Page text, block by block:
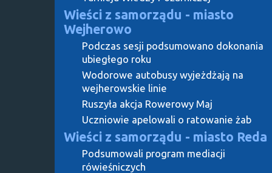
Wieści z samorządu - miasto
Wejherowo
Podczas sesji podsumowano dokonania
ubiegłego roku
Wodorowe autobusy wyjeżdżają na
wejherowskie linie
Ruszyła akcja Rowerowy Maj
Uczniowie apelowali o ratowanie żab
Wieści z samorządu - miasto Reda
Podsumowali program mediacji
rówieśniczych